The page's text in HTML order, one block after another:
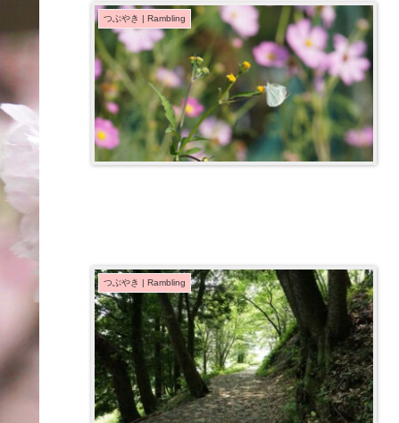
つぶやき | Rambling
つぶやき | Rambling